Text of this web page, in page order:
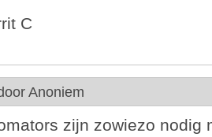
C
Anoniem
zijn zowiezo nodig